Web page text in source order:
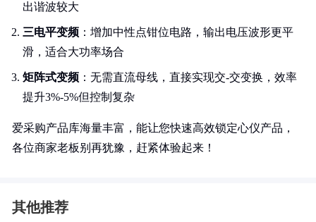
出谐波较大
三电平变频 ：增加中性点钳位电路，输出电压波形更平
滑，适合大功率场合
矩阵式变频 ：无需直流母线，直接实现交-交变换，效率
提升3%-5%但控制复杂
爱采购产品库海量丰富，能让您快速高效锁定心仪产品，
各位商家老板别再犹豫，赶紧体验起来！
其他推荐